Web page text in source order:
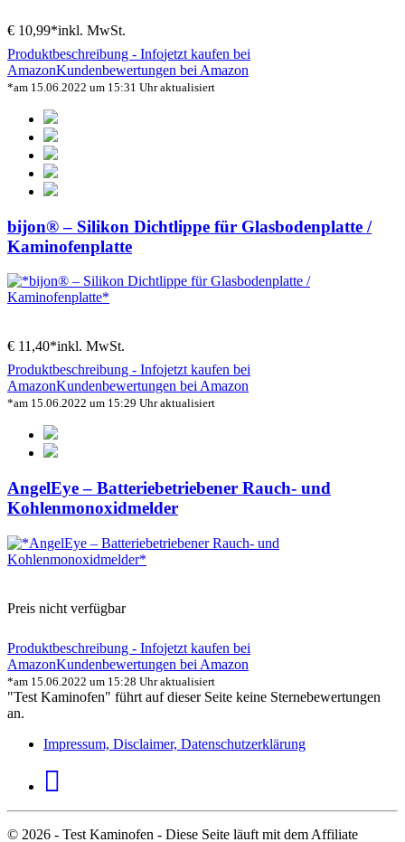
€ 10,99*inkl. MwSt.
Produktbeschreibung - Infojetzt kaufen bei
AmazonKundenbewertungen bei Amazon
*am 15.06.2022 um 15:31 Uhr aktualisiert
bijon® – Silikon Dichtlippe für Glasbodenplatte /
Kaminofenplatte
€ 11,40*inkl. MwSt.
Produktbeschreibung - Infojetzt kaufen bei
AmazonKundenbewertungen bei Amazon
*am 15.06.2022 um 15:29 Uhr aktualisiert
AngelEye – Batteriebetriebener Rauch- und
Kohlenmonoxidmelder
Preis nicht verfügbar
Produktbeschreibung - Infojetzt kaufen bei
AmazonKundenbewertungen bei Amazon
*am 15.06.2022 um 15:28 Uhr aktualisiert
"Test Kaminofen" führt auf dieser Seite keine Sternebewertungen
an.
Impressum, Disclaimer, Datenschutzerklärung
© 2026 - Test Kaminofen - Diese Seite läuft mit dem Affiliate